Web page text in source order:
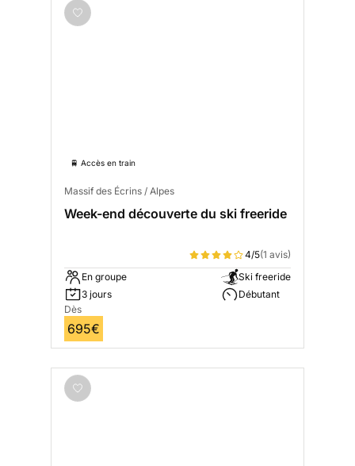
🚆 Accès en train
Massif des Écrins / Alpes
Week-end découverte du ski freeride
4/5(1 avis)
En groupe
3 jours
Ski freeride
Débutant
Dès
695€